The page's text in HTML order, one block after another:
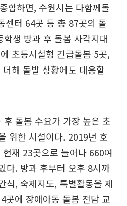
합하면, 수원시는 다함께돌
센터 64곳 등 총 87곳의 돌
생 방과 후 돌봄 사각지대
초등시설형 긴급돌봄 5곳,
해 돌발 상황에도 대응할
돌봄 수요가 가장 높은 초
위한 시설이다. 2019년 호
재 23곳으로 늘어나 660여
다. 방과 후부터 오후 8시까
식, 숙제지도, 특별활동을 제
곳에 장애아동 돌봄 전담 교